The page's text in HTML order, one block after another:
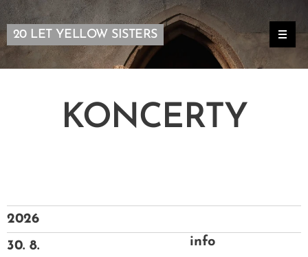
20 LET YELLOW SISTERS
KONCERTY
2026
30. 8.
info